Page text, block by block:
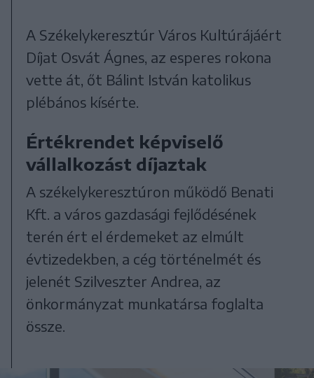
A Székelykeresztúr Város Kultúrájáért
Díjat Osvát Ágnes, az esperes rokona
vette át, őt Bálint István katolikus
plébános kísérte.
Értékrendet képviselő
vállalkozást díjaztak
A székelykeresztúron működő Benati
Kft. a város gazdasági fejlődésének
terén ért el érdemeket az elmúlt
évtizedekben, a cég történelmét és
jelenét Szilveszter Andrea, az
önkormányzat munkatársa foglalta
össze.